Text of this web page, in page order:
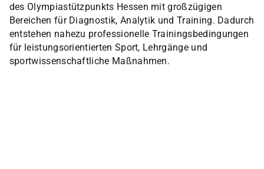
des Olympiastützpunkts Hessen mit großzügigen
Bereichen für Diagnostik, Analytik und Training. Dadurch
entstehen nahezu professionelle Trainingsbedingungen
für leistungsorientierten Sport, Lehrgänge und
sportwissenschaftliche Maßnahmen.